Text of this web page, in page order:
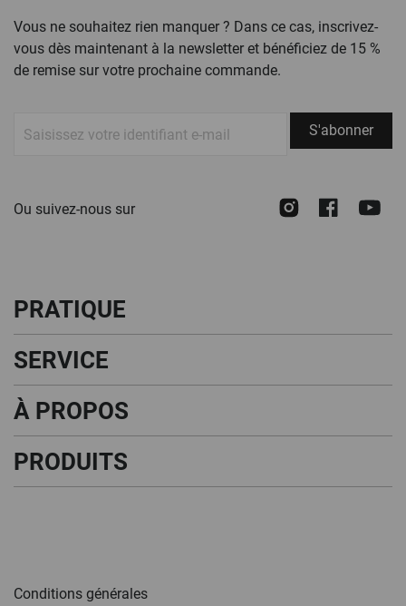
Vous ne souhaitez rien manquer ? Dans ce cas, inscrivez-
vous dès maintenant à la newsletter et bénéficiez de 15 %
de remise sur votre prochaine commande.
S'abonner
Ou suivez-nous sur Instagram
PRATIQUE
SERVICE
À PROPOS
PRODUITS
Conditions générales